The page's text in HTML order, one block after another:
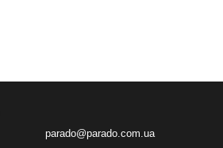
parado@parado.com.ua